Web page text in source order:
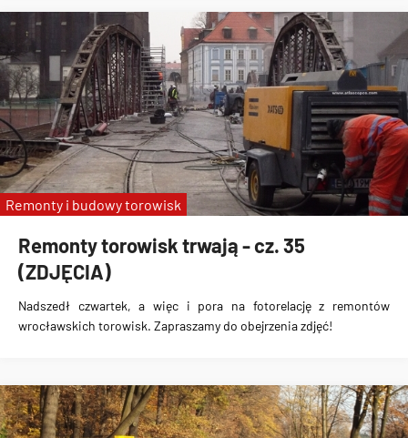
Remonty torowisk trwają - cz. 35
(ZDJĘCIA)
Nadszedł czwartek, a więc i pora na fotorelację z remontów
wrocławskich torowisk. Zapraszamy do obejrzenia zdjęć!
Remonty i budowy torowisk